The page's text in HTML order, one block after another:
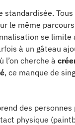
standardisée.
le même
se limite
à un gâteau
l’on cherche à
, ce manque de
des
physique